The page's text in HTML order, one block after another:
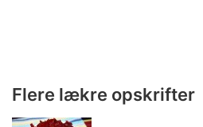
Flere lækre opskrifter